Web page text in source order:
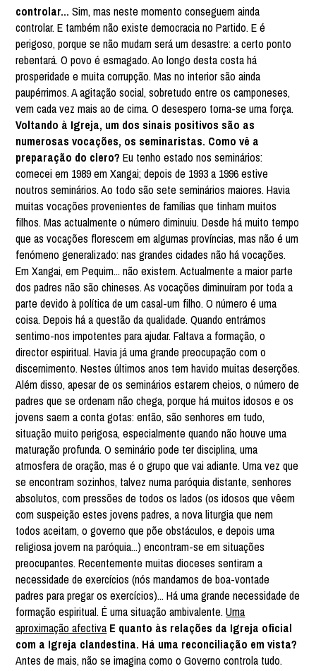
controlar... Sim, mas neste momento conseguem ainda
controlar. E também não existe democracia no Partido. E é
perigoso, porque se não mudam será um desastre: a certo ponto
rebentará. O povo é esmagado. Ao longo desta costa há
prosperidade e muita corrupção. Mas no interior são ainda
paupérrimos. A agitação social, sobretudo entre os camponeses,
vem cada vez mais ao de cima. O desespero torna-se uma força.
Voltando à Igreja, um dos sinais positivos são as
numerosas vocações, os seminaristas. Como vê a
preparação do clero? Eu tenho estado nos seminários:
comecei em 1989 em Xangai; depois de 1993 a 1996 estive
noutros seminários. Ao todo são sete seminários maiores. Havia
muitas vocações provenientes de famílias que tinham muitos
filhos. Mas actualmente o número diminuiu. Desde há muito tempo
que as vocações florescem em algumas províncias, mas não é um
fenómeno generalizado: nas grandes cidades não há vocações.
Em Xangai, em Pequim... não existem. Actualmente a maior parte
dos padres não são chineses. As vocações diminuíram por toda a
parte devido à política de um casal-um filho. O número é uma
coisa. Depois há a questão da qualidade. Quando entrámos
sentimo-nos impotentes para ajudar. Faltava a formação, o
director espiritual. Havia já uma grande preocupação com o
discernimento. Nestes últimos anos tem havido muitas deserções.
Além disso, apesar de os seminários estarem cheios, o número de
padres que se ordenam não chega, porque há muitos idosos e os
jovens saem a conta gotas: então, são senhores em tudo,
situação muito perigosa, especialmente quando não houve uma
maturação profunda. O seminário pode ter disciplina, uma
atmosfera de oração, mas é o grupo que vai adiante. Uma vez que
se encontram sozinhos, talvez numa paróquia distante, senhores
absolutos, com pressões de todos os lados (os idosos que vêem
com suspeição estes jovens padres, a nova liturgia que nem
todos aceitam, o governo que põe obstáculos, e depois uma
religiosa jovem na paróquia...) encontram-se em situações
preocupantes. Recentemente muitas dioceses sentiram a
necessidade de exercícios (nós mandamos de boa-vontade
padres para pregar os exercícios)... Há uma grande necessidade de
formação espiritual. É uma situação ambivalente.Uma
aproximação afectiva E quanto às relações da Igreja oficial
com a Igreja clandestina. Há uma reconciliação em vista?
Antes de mais, não se imagina como o Governo controla tudo.